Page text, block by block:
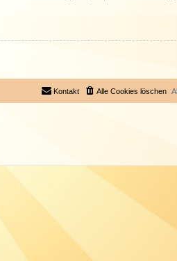
Alle Cookies löschen
Kontakt